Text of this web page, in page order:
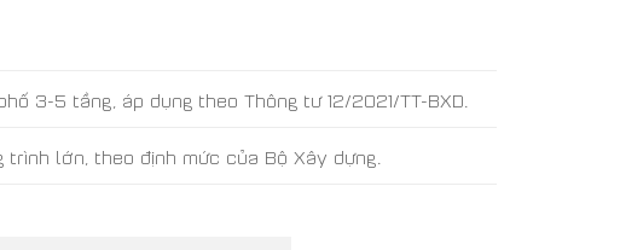
3-5 tầng, áp dụng theo Thông tư 12/2021/TT-BXD.
trình lớn, theo định mức của Bộ Xây dựng.